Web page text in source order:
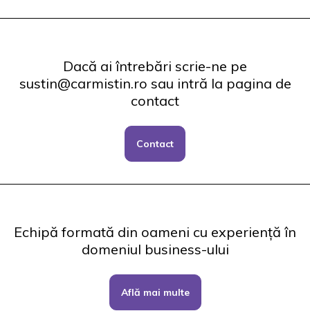
Dacă ai întrebări scrie-ne pe
sustin@carmistin.ro sau intră la pagina de
contact
Contact
Echipă formată din oameni cu experiență în
domeniul business-ului
Află mai multe